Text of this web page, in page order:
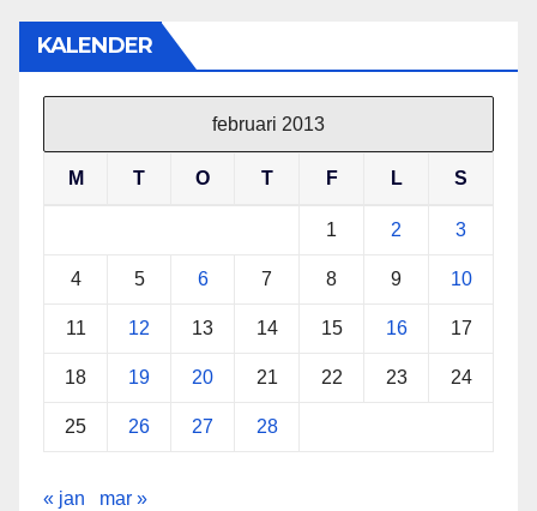
KALENDER
februari 2013
M T O T F L S
1 2 3
4 5 6 7 8 9 10
11 12 13 14 15 16 17
18 19 20 21 22 23 24
25 26 27 28
« jan mar »